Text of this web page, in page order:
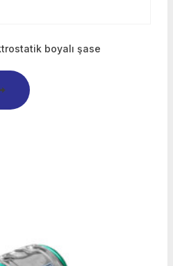
boyalı şase